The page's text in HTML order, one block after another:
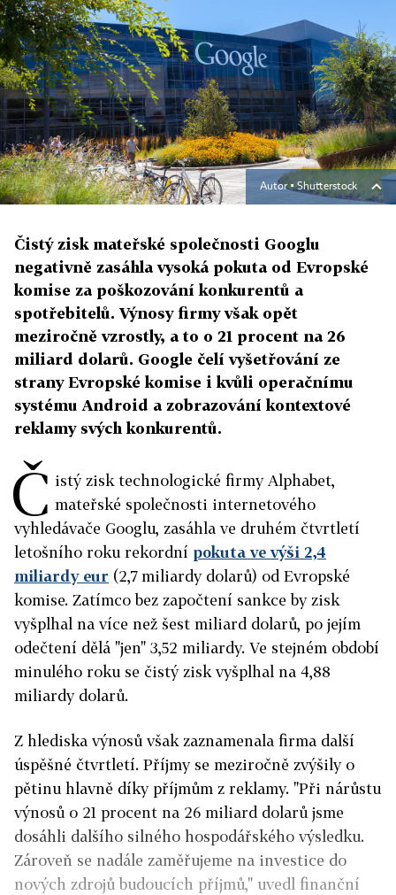
Autor ▪Shutterstock
Čistý zisk mateřské společnosti Googlu
negativně zasáhla vysoká pokuta od Evropské
komise za poškozování konkurentů a
spotřebitelů. Výnosy firmy však opět
meziročně vzrostly, a to o 21 procent na 26
miliard dolarů. Google čelí vyšetřování ze
strany Evropské komise i kvůli operačnímu
systému Android a zobrazování kontextové
reklamy svých konkurentů.
Č istý zisk technologické firmy Alphabet,
mateřské společnosti internetového
vyhledávače Googlu, zasáhla ve druhém čtvrtletí
letošního roku rekordní pokuta ve výši 2,4
miliardy eur (2,7 miliardy dolarů) od Evropské
komise. Zatímco bez započtení sankce by zisk
vyšplhal na více než šest miliard dolarů, po jejím
odečtení dělá "jen" 3,52 miliardy. Ve stejném období
minulého roku se čistý zisk vyšplhal na 4,88
miliardy dolarů.
Z hlediska výnosů však zaznamenala firma další
úspěšné čtvrtletí. Příjmy se meziročně zvýšily o
pětinu hlavně díky příjmům z reklamy. "Při nárůstu
výnosů o 21 procent na 26 miliard dolarů jsme
dosáhli dalšího silného hospodářského výsledku.
Zároveň se nadále zaměřujeme na investice do
nových zdrojů budoucích příjmů," uvedl finanční